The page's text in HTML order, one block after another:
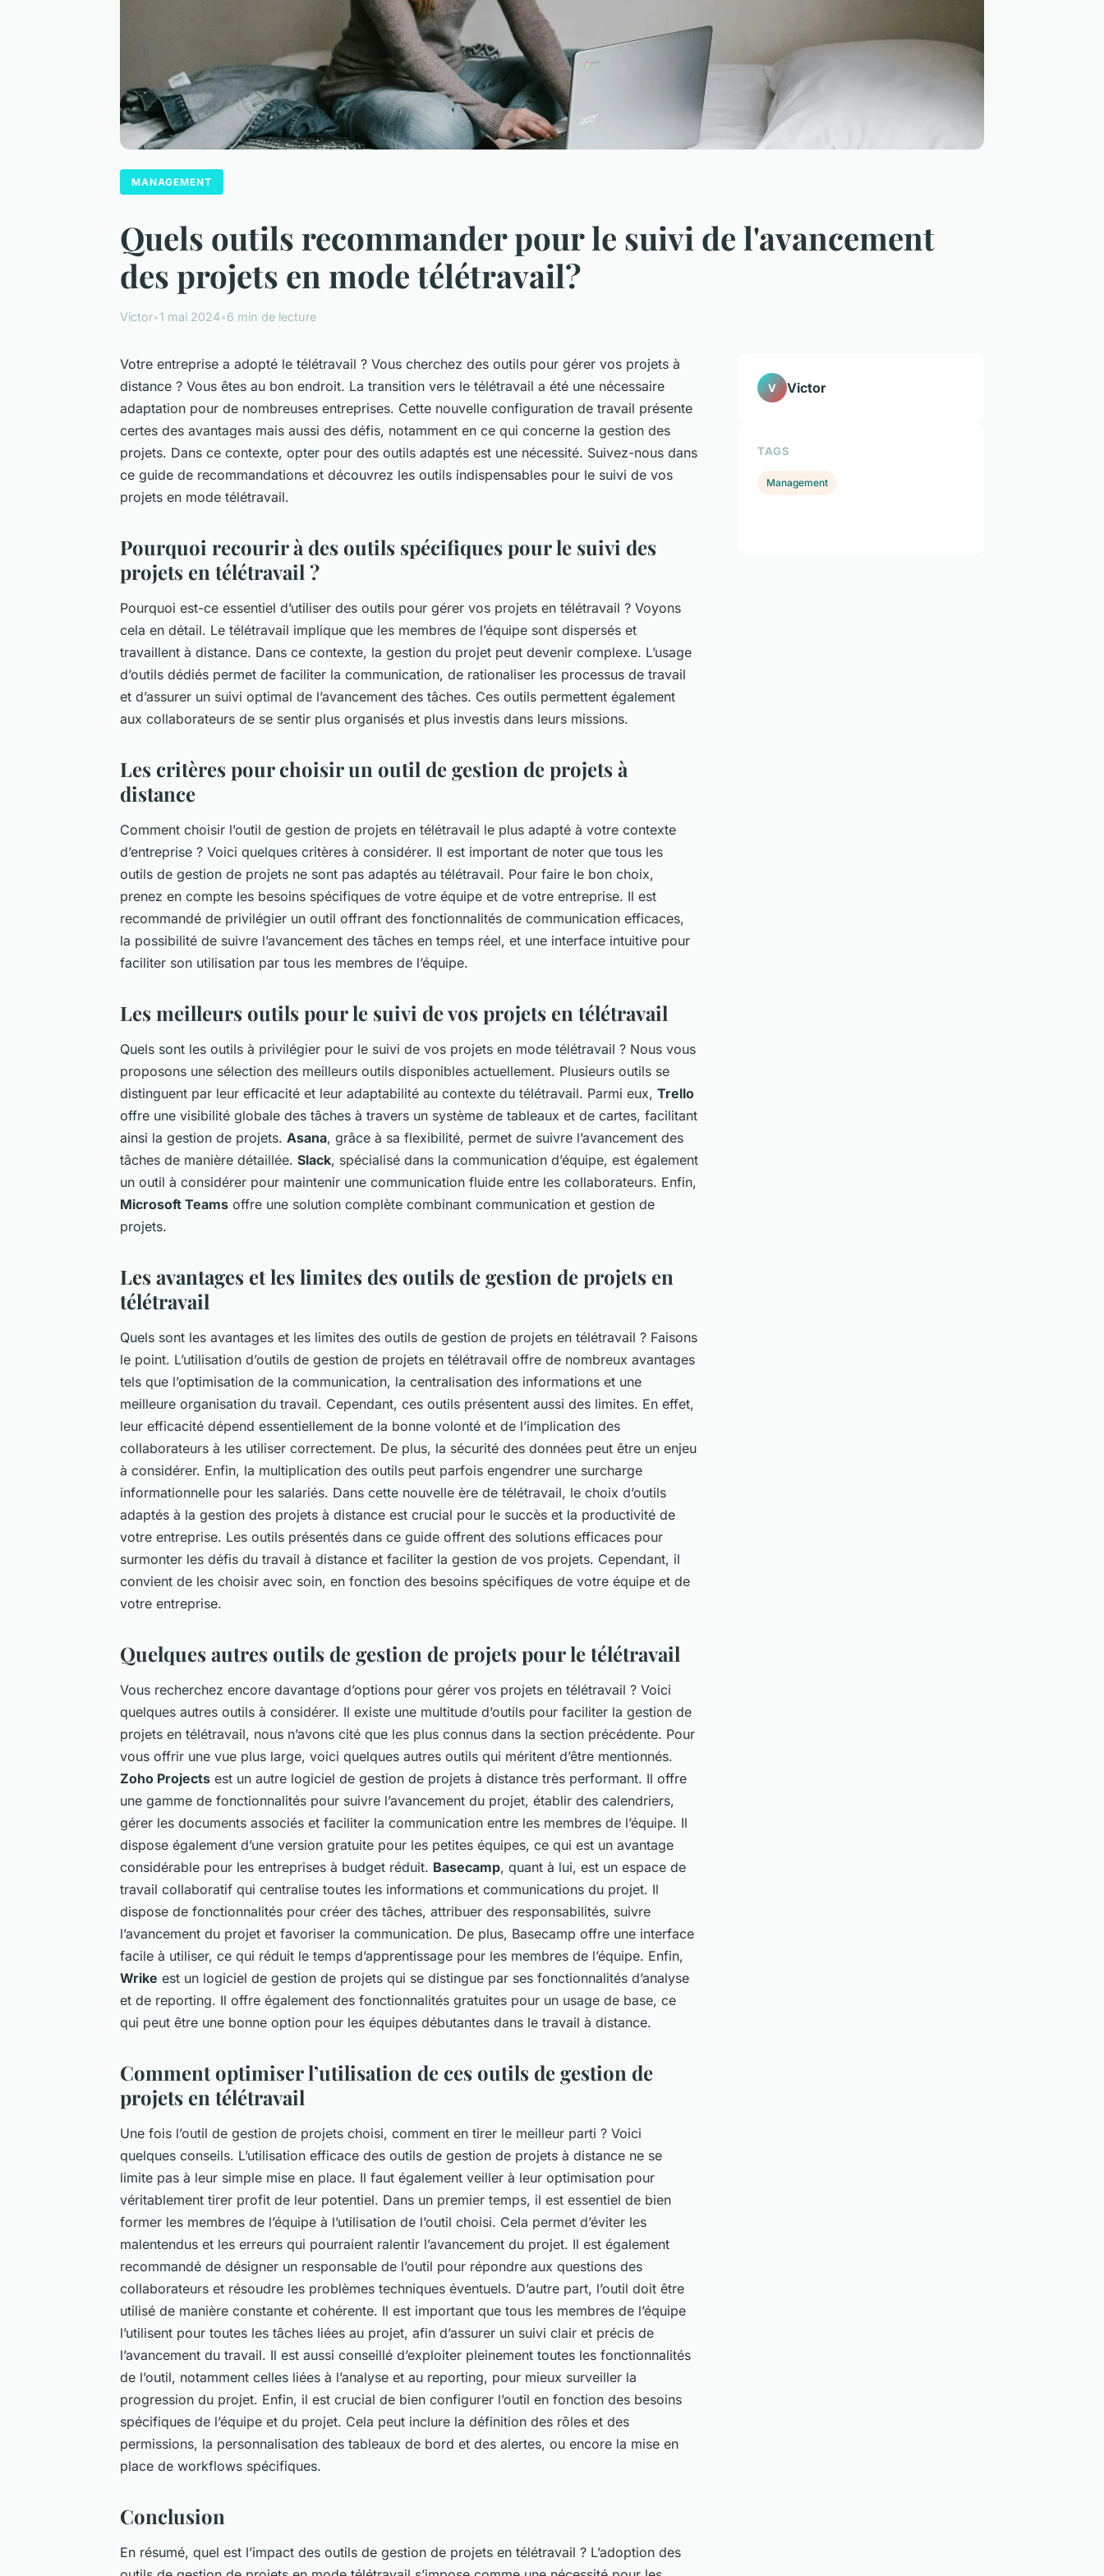
MANAGEMENT
Quels outils recommander pour le suivi de l'avancement
des projets en mode télétravail?
Victor•1 mai 2024•6 min de lecture
Votre entreprise a adopté le télétravail ? Vous cherchez des outils pour gérer vos projets à
distance ? Vous êtes au bon endroit. La transition vers le télétravail a été une nécessaire
adaptation pour de nombreuses entreprises. Cette nouvelle configuration de travail présente
certes des avantages mais aussi des défis, notamment en ce qui concerne la gestion des
projets. Dans ce contexte, opter pour des outils adaptés est une nécessité. Suivez-nous dans
ce guide de recommandations et découvrez les outils indispensables pour le suivi de vos
projets en mode télétravail.
Pourquoi recourir à des outils spécifiques pour le suivi des
projets en télétravail ?
Pourquoi est-ce essentiel d’utiliser des outils pour gérer vos projets en télétravail ? Voyons
cela en détail. Le télétravail implique que les membres de l’équipe sont dispersés et
travaillent à distance. Dans ce contexte, la gestion du projet peut devenir complexe. L’usage
d’outils dédiés permet de faciliter la communication, de rationaliser les processus de travail
et d’assurer un suivi optimal de l’avancement des tâches. Ces outils permettent également
aux collaborateurs de se sentir plus organisés et plus investis dans leurs missions.
Les critères pour choisir un outil de gestion de projets à
distance
Comment choisir l’outil de gestion de projets en télétravail le plus adapté à votre contexte
d’entreprise ? Voici quelques critères à considérer. Il est important de noter que tous les
outils de gestion de projets ne sont pas adaptés au télétravail. Pour faire le bon choix,
prenez en compte les besoins spécifiques de votre équipe et de votre entreprise. Il est
recommandé de privilégier un outil offrant des fonctionnalités de communication efficaces,
la possibilité de suivre l’avancement des tâches en temps réel, et une interface intuitive pour
faciliter son utilisation par tous les membres de l’équipe.
Les meilleurs outils pour le suivi de vos projets en télétravail
Quels sont les outils à privilégier pour le suivi de vos projets en mode télétravail ? Nous vous
proposons une sélection des meilleurs outils disponibles actuellement. Plusieurs outils se
distinguent par leur efficacité et leur adaptabilité au contexte du télétravail. Parmi eux, Trello
offre une visibilité globale des tâches à travers un système de tableaux et de cartes, facilitant
ainsi la gestion de projets. Asana, grâce à sa flexibilité, permet de suivre l’avancement des
tâches de manière détaillée. Slack, spécialisé dans la communication d’équipe, est également
un outil à considérer pour maintenir une communication fluide entre les collaborateurs. Enfin,
Microsoft Teams offre une solution complète combinant communication et gestion de
projets.
Les avantages et les limites des outils de gestion de projets en
télétravail
Quels sont les avantages et les limites des outils de gestion de projets en télétravail ? Faisons
le point. L’utilisation d’outils de gestion de projets en télétravail offre de nombreux avantages
tels que l’optimisation de la communication, la centralisation des informations et une
meilleure organisation du travail. Cependant, ces outils présentent aussi des limites. En effet,
leur efficacité dépend essentiellement de la bonne volonté et de l’implication des
collaborateurs à les utiliser correctement. De plus, la sécurité des données peut être un enjeu
à considérer. Enfin, la multiplication des outils peut parfois engendrer une surcharge
informationnelle pour les salariés. Dans cette nouvelle ère de télétravail, le choix d’outils
adaptés à la gestion des projets à distance est crucial pour le succès et la productivité de
votre entreprise. Les outils présentés dans ce guide offrent des solutions efficaces pour
surmonter les défis du travail à distance et faciliter la gestion de vos projets. Cependant, il
convient de les choisir avec soin, en fonction des besoins spécifiques de votre équipe et de
votre entreprise.
Quelques autres outils de gestion de projets pour le télétravail
Vous recherchez encore davantage d’options pour gérer vos projets en télétravail ? Voici
quelques autres outils à considérer. Il existe une multitude d’outils pour faciliter la gestion de
projets en télétravail, nous n’avons cité que les plus connus dans la section précédente. Pour
vous offrir une vue plus large, voici quelques autres outils qui méritent d’être mentionnés.
Zoho Projects est un autre logiciel de gestion de projets à distance très performant. Il offre
une gamme de fonctionnalités pour suivre l’avancement du projet, établir des calendriers,
gérer les documents associés et faciliter la communication entre les membres de l’équipe. Il
dispose également d’une version gratuite pour les petites équipes, ce qui est un avantage
considérable pour les entreprises à budget réduit. Basecamp, quant à lui, est un espace de
travail collaboratif qui centralise toutes les informations et communications du projet. Il
dispose de fonctionnalités pour créer des tâches, attribuer des responsabilités, suivre
l’avancement du projet et favoriser la communication. De plus, Basecamp offre une interface
facile à utiliser, ce qui réduit le temps d’apprentissage pour les membres de l’équipe. Enfin,
Wrike est un logiciel de gestion de projets qui se distingue par ses fonctionnalités d’analyse
et de reporting. Il offre également des fonctionnalités gratuites pour un usage de base, ce
qui peut être une bonne option pour les équipes débutantes dans le travail à distance.
Comment optimiser l’utilisation de ces outils de gestion de
projets en télétravail
Une fois l’outil de gestion de projets choisi, comment en tirer le meilleur parti ? Voici
quelques conseils. L’utilisation efficace des outils de gestion de projets à distance ne se
limite pas à leur simple mise en place. Il faut également veiller à leur optimisation pour
véritablement tirer profit de leur potentiel. Dans un premier temps, il est essentiel de bien
former les membres de l’équipe à l’utilisation de l’outil choisi. Cela permet d’éviter les
malentendus et les erreurs qui pourraient ralentir l’avancement du projet. Il est également
recommandé de désigner un responsable de l’outil pour répondre aux questions des
collaborateurs et résoudre les problèmes techniques éventuels. D’autre part, l’outil doit être
utilisé de manière constante et cohérente. Il est important que tous les membres de l’équipe
l’utilisent pour toutes les tâches liées au projet, afin d’assurer un suivi clair et précis de
l’avancement du travail. Il est aussi conseillé d’exploiter pleinement toutes les fonctionnalités
de l’outil, notamment celles liées à l’analyse et au reporting, pour mieux surveiller la
progression du projet. Enfin, il est crucial de bien configurer l’outil en fonction des besoins
spécifiques de l’équipe et du projet. Cela peut inclure la définition des rôles et des
permissions, la personnalisation des tableaux de bord et des alertes, ou encore la mise en
place de workflows spécifiques.
Conclusion
En résumé, quel est l’impact des outils de gestion de projets en télétravail ? L’adoption des
V Victor
TAGS
Management